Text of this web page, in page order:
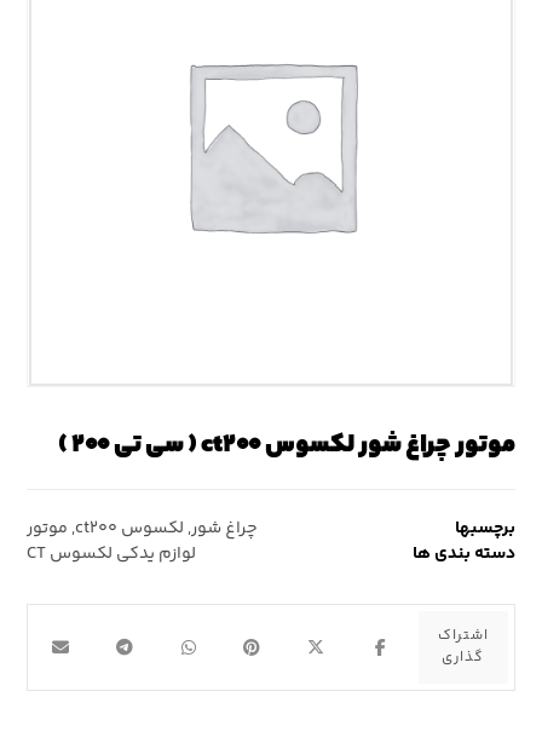
موتور چراغ شور لکسوس ct۲۰۰ ( سی تی ۲۰۰ )
برچسبها چراغ شور, لکسوس ct۲۰۰ , موتور
دسته بندی ها
لوازم یدکی لکسوس CT